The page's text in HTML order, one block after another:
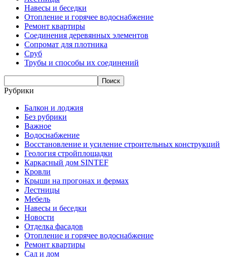
Навесы и беседки
Отопление и горячее водоснабжение
Ремонт квартиры
Соединения деревянных элементов
Сопромат для плотника
Сруб
Трубы и способы их соединений
Рубрики
Балкон и лоджия
Без рубрики
Важное
Водоснабжение
Восстановление и усиление строительных конструкций
Геология стройплощадки
Каркасный дом SINTEF
Кровли
Крыши на прогонах и фермах
Лестницы
Мебель
Навесы и беседки
Новости
Отделка фасадов
Отопление и горячее водоснабжение
Ремонт квартиры
Сад и дом